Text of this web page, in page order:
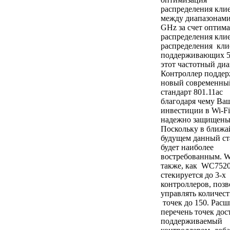
распределения
между
GHz за счет
распределения
распределения
поддерживающих
этот частотный
Контроллер
новый
стандарт 801.11ac
благодаря чему
инвестиции в Wi-Fi
надежно
Поскольку в
будущем данный
будет наиболее
востребованным.
также, как
стекируется до 3-х
контроллеров,
управлять
точек до 150.
перечень точек
поддерживаемый